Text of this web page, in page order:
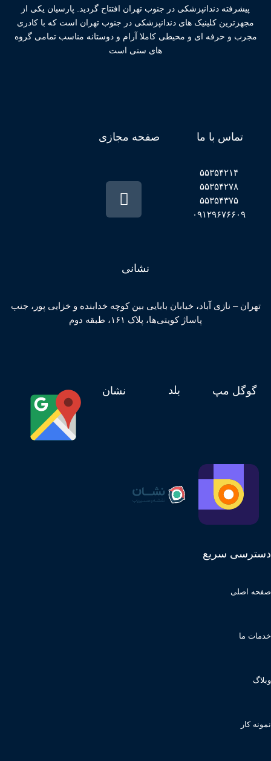
پیشرفته دندانپزشکی در جنوب تهران افتتاح گردید. پارسیان یکی از
مجهزترین کلینیک های دندانپزشکی در جنوب تهران است که با کادری
مجرب و حرفه ای و محیطی کاملا آرام و دوستانه مناسب تمامی گروه
های سنی است
تماس با ما صفحه مجازی
۵۵۳۵۴۲۱۴
۵۵۳۵۴۲۷۸
۵۵۳۵۴۳۷۵
۰۹۱۲۹۶۷۶۶۰۹
نشانی
تهران – نازی آباد، خیابان بابایی بین کوچه خدابنده و خزایی پور، جنب
پاساژ کویتی‌ها، پلاک ۱۶۱، طبقه دوم
گوگل مپ بلد نشان
دسترسی سریع
صفحه اصلی
خدمات ما
وبلاگ
نمونه کار